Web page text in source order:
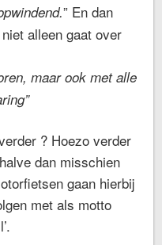
” En dan
alleen gaat over
maar ook met alle
? Hoezo verder
dan misschien
gaan hierbij
met als motto